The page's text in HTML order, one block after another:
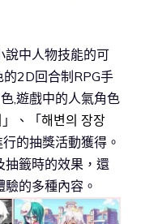
說中人物技能的可
2D回合制RPG手
,遊戲中的人氣角色
」、「해변의 장장
的抽獎活動獲得。
抽籤時的效果，還
的多種內容。